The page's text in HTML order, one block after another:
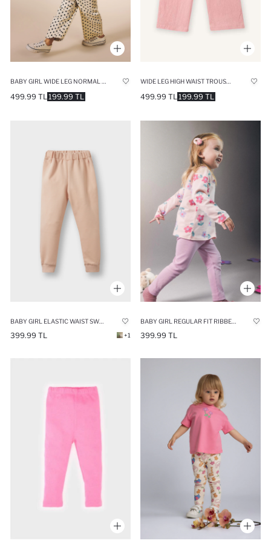
BABY GIRL WIDE LEG NORMAL WAIST TROUSERS
199.99 TL
499.99 TL 199.99 TL
499.99 TL
399.99 TL +1 399.99 TL